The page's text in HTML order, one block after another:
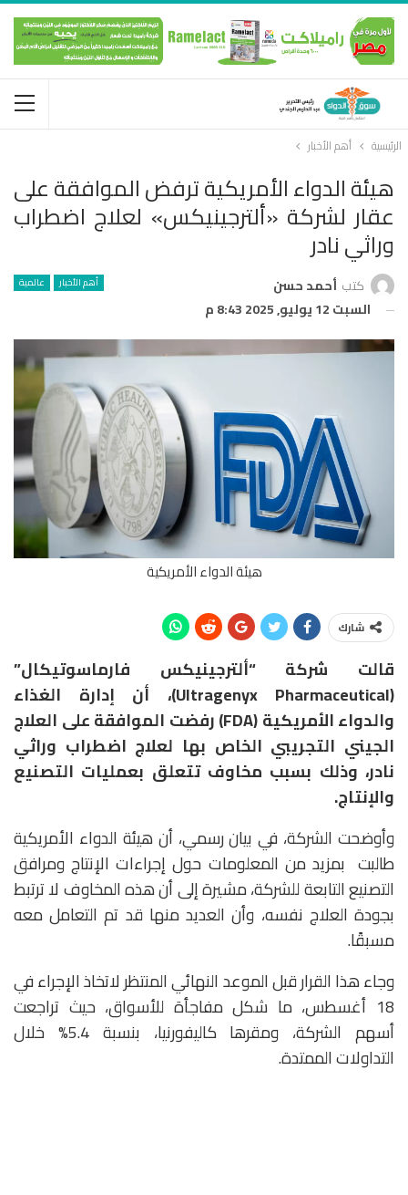
الرئيسية أهم الأخبار
هيئة الدواء الأمريكية ترفض الموافقة على
عقار لشركة «ألترجينيكس» لعلاج اضطراب
وراثي نادر
أهم الأخبار عالمية كتب أحمد حسن
السبت 12 يوليو, 2025 8:43 م
هيئة الدواء الأمريكية
شارك
قالت شركة “ألترجينيكس فارماسوتيكال”
(Ultragenyx Pharmaceutical)، أن إدارة الغذاء
والدواء الأمريكية (FDA) رفضت الموافقة على العلاج
الجيني التجريبي الخاص بها لعلاج اضطراب وراثي
نادر، وذلك بسبب مخاوف تتعلق بعمليات التصنيع
والإنتاج.
وأوضحت الشركة، في بيان رسمي، أن هيئة الدواء الأمريكية
طالبت بمزيد من المعلومات حول إجراءات الإنتاج ومرافق
التصنيع التابعة للشركة، مشيرة إلى أن هذه المخاوف لا ترتبط
بجودة العلاج نفسه، وأن العديد منها قد تم التعامل معه
مسبقًا.
وجاء هذا القرار قبل الموعد النهائي المنتظر لاتخاذ الإجراء في
18 أغسطس، ما شكل مفاجأة للأسواق، حيث تراجعت
أسهم الشركة، ومقرها كاليفورنيا، بنسبة 5.4% خلال
التداولات الممتدة.